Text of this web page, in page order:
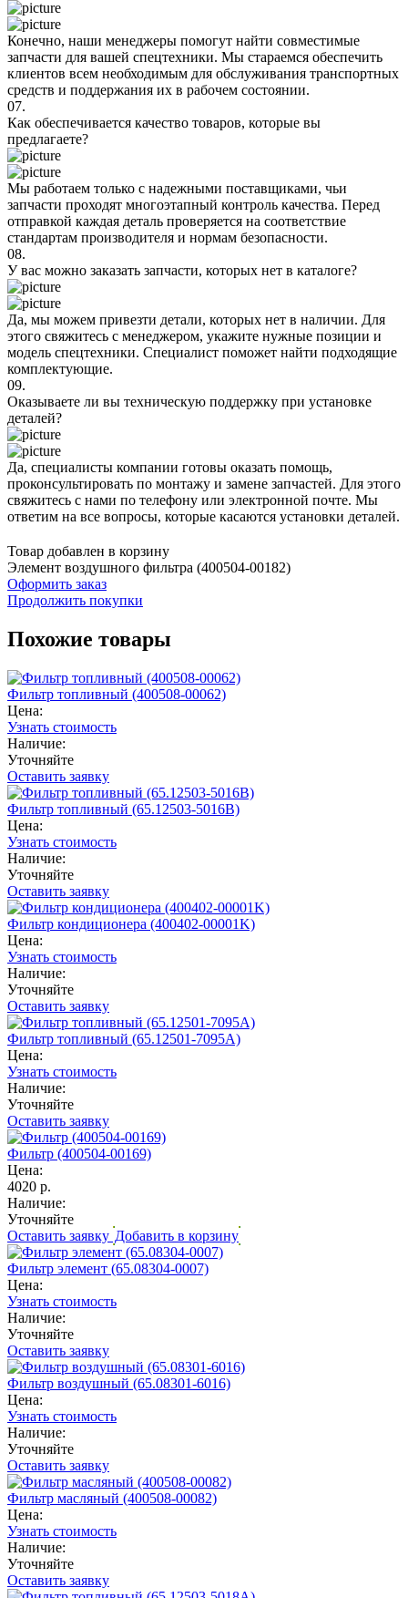
Конечно, наши менеджеры помогут найти совместимые
запчасти для вашей спецтехники. Мы стараемся обеспечить
клиентов всем необходимым для обслуживания транспортных
средств и поддержания их в рабочем состоянии.
07.
Как обеспечивается качество товаров, которые вы
предлагаете?
Мы работаем только с надежными поставщиками, чьи
запчасти проходят многоэтапный контроль качества. Перед
отправкой каждая деталь проверяется на соответствие
стандартам производителя и нормам безопасности.
08.
У вас можно заказать запчасти, которых нет в каталоге?
Да, мы можем привезти детали, которых нет в наличии. Для
этого свяжитесь с менеджером, укажите нужные позиции и
модель спецтехники. Специалист поможет найти подходящие
комплектующие.
09.
Оказываете ли вы техническую поддержку при установке
деталей?
Да, специалисты компании готовы оказать помощь,
проконсультировать по монтажу и замене запчастей. Для этого
свяжитесь с нами по телефону или электронной почте. Мы
ответим на все вопросы, которые касаются установки деталей.
Товар добавлен в корзину
Элемент воздушного фильтра (400504-00182)
Оформить заказ
Продолжить покупки
Похожие товары
Фильтр топливный (400508-00062)
Цена:
Узнать стоимость
Наличие:
Уточняйте
Оставить заявку
Фильтр топливный (65.12503-5016B)
Цена:
Узнать стоимость
Наличие:
Уточняйте
Оставить заявку
Фильтр кондиционера (400402-00001K)
Цена:
Узнать стоимость
Наличие:
Уточняйте
Оставить заявку
Фильтр топливный (65.12501-7095A)
Цена:
Узнать стоимость
Наличие:
Уточняйте
Оставить заявку
Фильтр (400504-00169)
Цена:
4020 р.
Наличие:
Уточняйте
Оставить заявку Добавить в корзину
Фильтр элемент (65.08304-0007)
Цена:
Узнать стоимость
Наличие:
Уточняйте
Оставить заявку
Фильтр воздушный (65.08301-6016)
Цена:
Узнать стоимость
Наличие:
Уточняйте
Оставить заявку
Фильтр масляный (400508-00082)
Цена:
Узнать стоимость
Наличие:
Уточняйте
Оставить заявку